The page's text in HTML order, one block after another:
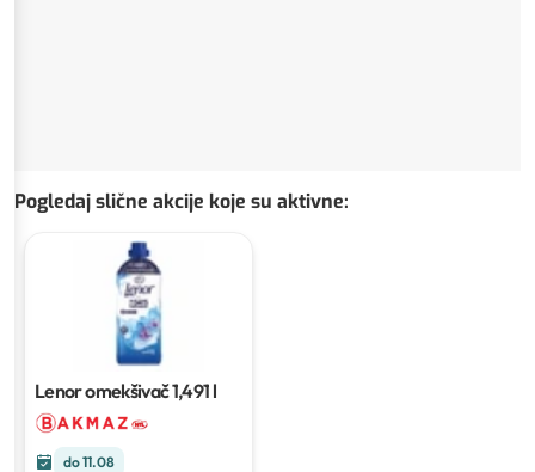
Pogledaj slične akcije koje su aktivne:
Lenor omekšivač1,491 l
do 11.08